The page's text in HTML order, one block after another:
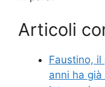
Articoli
Faustino,
anni ha